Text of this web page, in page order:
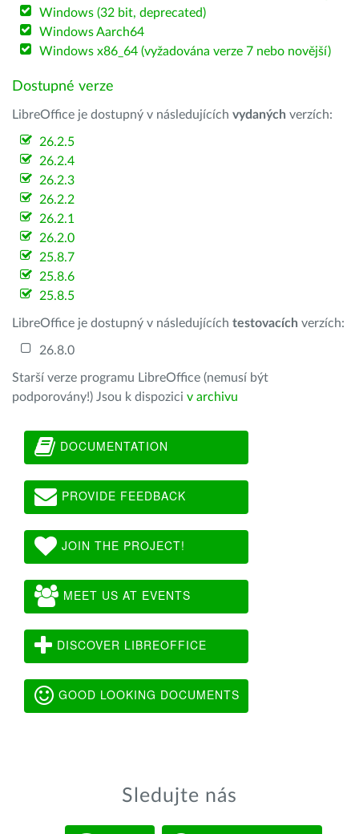
Windows (32 bit, deprecated)
Windows Aarch64
Windows x86_64 (vyžadována verze 7 nebo novější)
Dostupné verze
LibreOffice je dostupný v následujících vydaných verzích:
26.2.5
26.2.4
26.2.3
26.2.2
26.2.1
26.2.0
25.8.7
25.8.6
25.8.5
LibreOffice je dostupný v následujících testovacích verzích:
26.8.0
Starší verze programu LibreOffice (nemusí být
podporovány!) Jsou k dispozici v archivu
DOCUMENTATION
PROVIDE FEEDBACK
JOIN THE PROJECT!
MEET US AT EVENTS
DISCOVER LIBREOFFICE
GOOD LOOKING DOCUMENTS
Sledujte nás